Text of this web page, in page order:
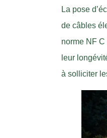
La pose
de câbles
norme NF
leur
à solliciter